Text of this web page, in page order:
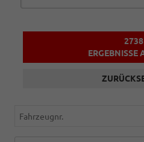
2738
ERGEBNISSE
Fahrzeugnr.